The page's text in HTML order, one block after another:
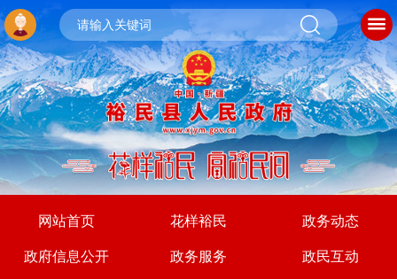
网站首页 花样裕民 政务动态
政府信息公开 政务服务 政民互动